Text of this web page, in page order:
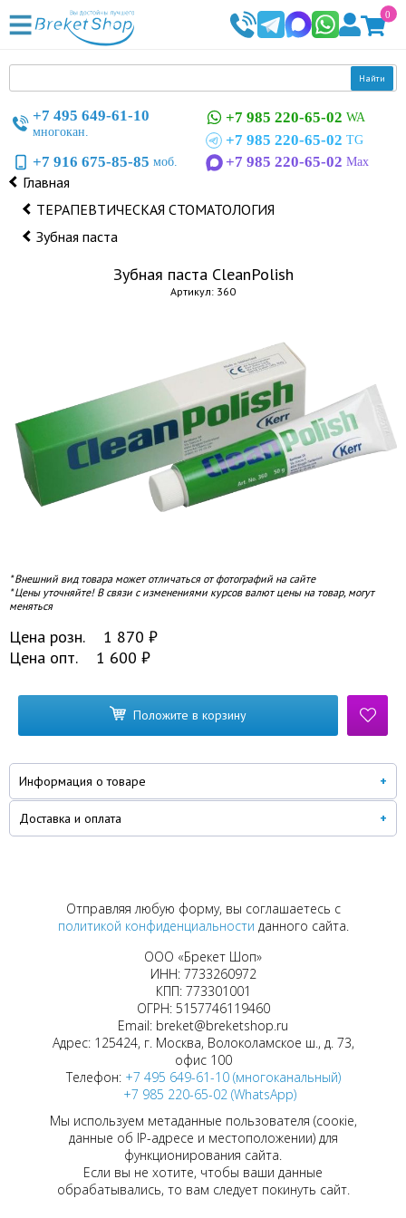
0
Найти
+7 495 649-61-10
многокан.
+7 916 675-85-85 моб.
+7 985 220-65-02 WA
+7 985 220-65-02 TG
+7 985 220-65-02 Max
Главная
ТЕРАПЕВТИЧЕСКАЯ СТОМАТОЛОГИЯ
Зубная паста
Зубная паста CleanPolish
Артикул: 360
* Внешний вид товара может отличаться от фотографий на сайте
* Цены уточняйте! В связи с изменениями курсов валют цены на товар, могут
меняться
Цена розн. 1 870 ₽
Цена опт.
1 600 ₽
Положите в корзину
Информация о товаре
Доставка и оплата
Отправляя любую форму, вы соглашаетесь с
политикой конфиденциальности данного сайта.
ООО «Брекет Шоп»
ИНН: 7733260972
КПП: 773301001
ОГРН: 5157746119460
Email: breket@breketshop.ru
Адрес: 125424, г. Москва, Волоколамское ш., д. 73,
офис 100
Телефон: +7 495 649-61-10 (многоканальный)
+7 985 220-65-02 (WhatsApp)
Мы используем метаданные пользователя (соокіе,
данные об IP-адресе и местоположении) для
функционирования сайта.
Если вы не хотите, чтобы ваши данные
обрабатывались, то вам следует покинуть сайт.